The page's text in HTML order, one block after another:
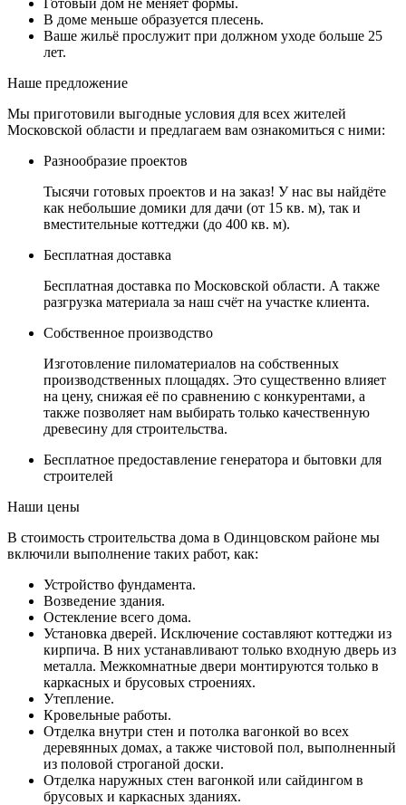
В доме меньше образуется плесень.
Ваше жильё прослужит при должном уходе больше 25
лет.
Наше предложение
Мы приготовили выгодные условия для всех жителей
Московской области и предлагаем вам ознакомиться с ними:
Разнообразие проектов
Тысячи готовых проектов и на заказ! У нас вы найдёте
как небольшие домики для дачи (от 15 кв. м), так и
вместительные коттеджи (до 400 кв. м).
Бесплатная доставка
Бесплатная доставка по Московской области. А также
разгрузка материала за наш счёт на участке клиента.
Собственное производство
Изготовление пиломатериалов на собственных
производственных площадях. Это существенно влияет
на цену, снижая её по сравнению с конкурентами, а
также позволяет нам выбирать только качественную
древесину для строительства.
Бесплатное предоставление генератора и бытовки для
строителей
Наши цены
В стоимость строительства дома в Одинцовском районе мы
включили выполнение таких работ, как:
Устройство фундамента.
Возведение здания.
Остекление всего дома.
Установка дверей. Исключение составляют коттеджи из
кирпича. В них устанавливают только входную дверь из
металла. Межкомнатные двери монтируются только в
каркасных и брусовых строениях.
Утепление.
Кровельные работы.
Отделка внутри стен и потолка вагонкой во всех
деревянных домах, а также чистовой пол, выполненный
из половой строганой доски.
Отделка наружных стен вагонкой или сайдингом в
брусовых и каркасных зданиях.